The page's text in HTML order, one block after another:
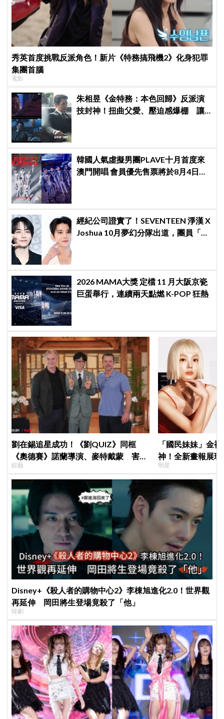
秀英首度挑戰反派角色！新片《特務搞飛機2》化身犯罪
集團首腦
電影
朱相昱《金特務：本色回歸》反派演
技封神！扭曲父愛、壓迫感爆棚 讓
韓國人氣虛擬男團PLAVE十月首度來
澳門開唱 會員優先售票將於8月4日開
經紀公司證實了！SEVENTEEN 淨漢 X
Joshua 10月夢幻分隊出道，團員「最
2026 MAMA大獎 定檔 11 月大阪京瓷
巨蛋舉行，連續兩天點燃 K-POP 狂熱
劉在錫追星成功！《劉QUIZ》同框
《奧德賽》諾蘭導演、麥特戴蒙 害羞
比YA幸福笑容藏不住
綜藝
「國民妹妹」金
神！全新畫報展
《100日的謊言》
明星
Disney+《殺人者的購物中心2》李棟旭進化2.0！世界觀
再延伸 岡田將生登場竟殺了「他」
韓劇